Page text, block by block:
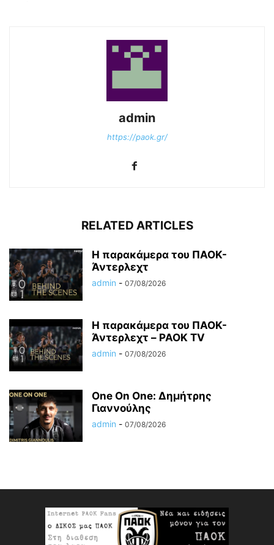
admin
https://paok.gr/
RELATED ARTICLES
Η παρακάμερα του ΠΑΟΚ-
Άντερλεχτ
admin - 07/08/2026
Η παρακάμερα του ΠΑΟK-
Άντερλεχτ – PAOK TV
admin - 07/08/2026
One On One: Δημήτρης
Γιαννούλης
admin - 07/08/2026